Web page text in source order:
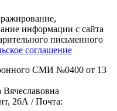
информации с сайта
письменного
соглашение
СМИ №0400 от 13
26А / Почта: